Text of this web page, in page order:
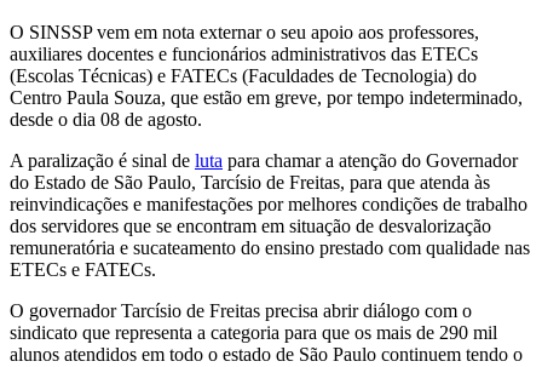
O SINSSP vem em nota externar o seu apoio aos professores,
auxiliares docentes e funcionários administrativos das ETECs
(Escolas Técnicas) e FATECs (Faculdades de Tecnologia) do
Centro Paula Souza, que estão em greve, por tempo indeterminado,
desde o dia 08 de agosto.
A paralização é sinal de luta para chamar a atenção do Governador
do Estado de São Paulo, Tarcísio de Freitas, para que atenda às
reinvindicações e manifestações por melhores condições de trabalho
dos servidores que se encontram em situação de desvalorização
remuneratória e sucateamento do ensino prestado com qualidade nas
ETECs e FATECs.
O governador Tarcísio de Freitas precisa abrir diálogo com o
sindicato que representa a categoria para que os mais de 290 mil
alunos atendidos em todo o estado de São Paulo continuem tendo o